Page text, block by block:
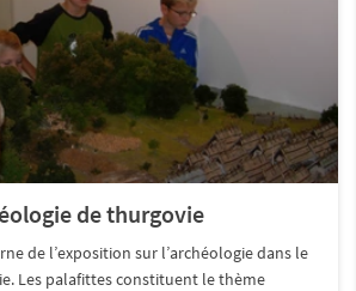
de thurgovie
de l’exposition sur l’archéologie dans le
Les palafittes constituent le thème